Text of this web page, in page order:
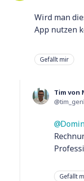
Wird man
App nutzen
Gefällt mir
Tim von
Gefällt